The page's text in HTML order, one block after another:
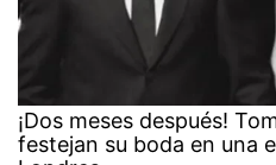
¡Dos meses después!
festejan su boda en una